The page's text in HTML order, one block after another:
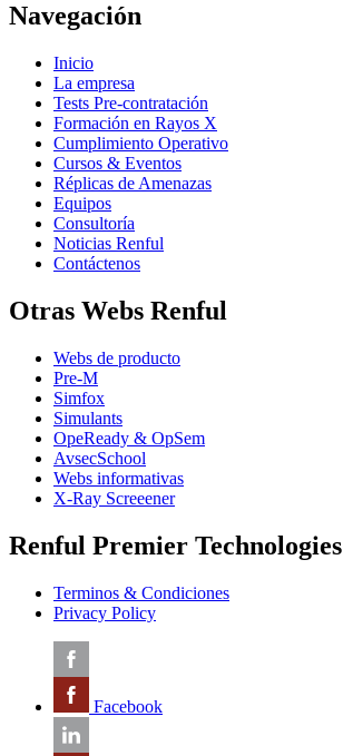
Navegación
Inicio
La empresa
Tests Pre-contratación
Formación en Rayos X
Cumplimiento Operativo
Cursos & Eventos
Réplicas de Amenazas
Equipos
Consultoría
Noticias Renful
Contáctenos
Otras Webs Renful
Webs de producto
Pre-M
Simfox
Simulants
OpeReady & OpSem
AvsecSchool
Webs informativas
X-Ray Screeener
Renful Premier Technologies
Terminos & Condiciones
Privacy Policy
Facebook